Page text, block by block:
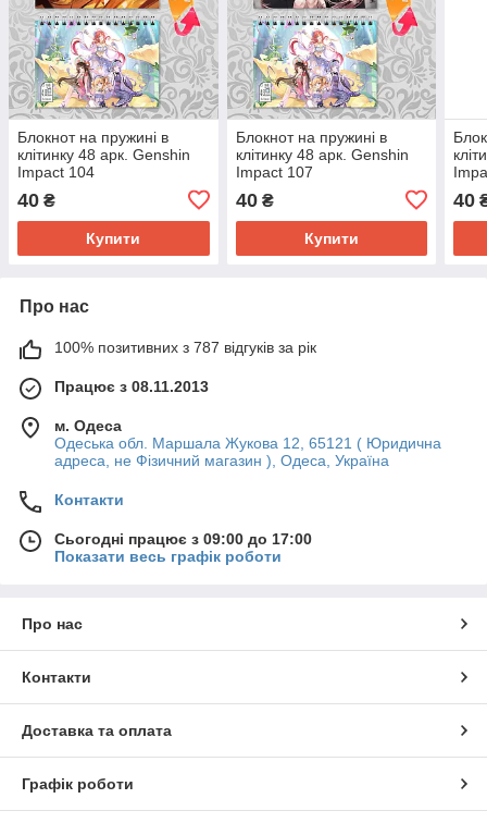
Блокнот на пружині в
клітинку 48 арк. Genshin
Impact 104
40 ₴
Купити
Блокнот на пружині в
клітинку 48 арк. Genshin
Impact 107
40₴
Купити
40
Про нас
100% позитивних з 787 відгуків за рік
Працює з 08.11.2013
м. Одеса
Одеська обл. Маршала Жукова 12, 65121 ( Юридична
адреса, не Фізичний магазин ), Одеса, Україна
Контакти
Сьогодні працює з 09:00 до 17:00
Показати весь графік роботи
Про нас
Контакти
Доставка та оплата
Графік роботи